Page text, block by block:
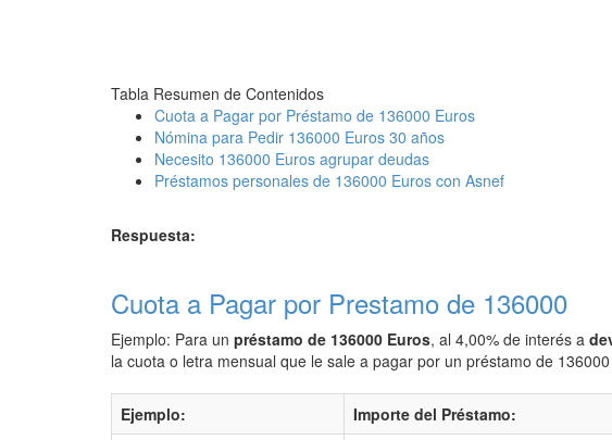
Tabla Resumen de Contenidos
Cuota a Pagar por Préstamo de 136000 Euros
Nómina para Pedir 136000 Euros 30 años
Necesito 136000 Euros agrupar deudas
Préstamos personales de 136000 Euros con Asnef
Respuesta:
Cuota a Pagar por Prestamo de 136000
Ejemplo: Para un préstamo de 136000 Euros, al 4,00% de interés a
la cuota o letra mensual que le sale a pagar por un préstamo de
Ejemplo: Importe del Préstamo: